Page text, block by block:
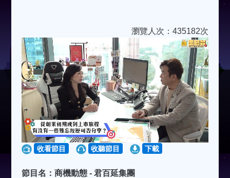
瀏覽人次：435182次
收看節目 收聽節目 下載
節目名：商機動態 - 君百延集團